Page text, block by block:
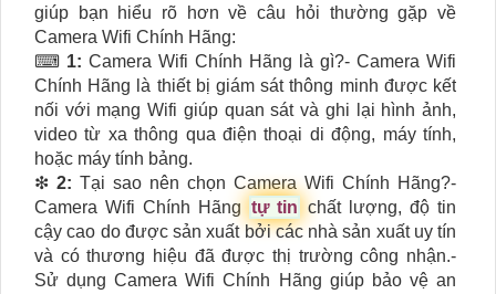
giúp bạn hiểu rõ hơn về câu hỏi thường gặp về
Camera Wifi Chính Hãng:
⌨ 1: Camera Wifi Chính Hãng là gì?- Camera Wifi
Chính Hãng là thiết bị giám sát thông minh được kết
nối với mạng Wifi giúp quan sát và ghi lại hình ảnh,
video từ xa thông qua điện thoại di động, máy tính,
hoặc máy tính bảng.
❇ 2: Tại sao nên chọn Camera Wifi Chính Hãng?-
Camera Wifi Chính Hãng tự tin chất lượng, độ tin
cậy cao do được sản xuất bởi các nhà sản xuất uy tín
và có thương hiệu đã được thị trường công nhận.-
Sử dụng Camera Wifi Chính Hãng giúp bảo vệ an